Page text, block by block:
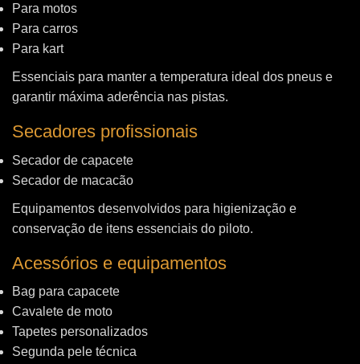
Para motos
Para carros
Para kart
Essenciais para manter a temperatura ideal dos pneus e
garantir máxima aderência nas pistas.
Secadores profissionais
Secador de capacete
Secador de macacão
Equipamentos desenvolvidos para higienização e
conservação de itens essenciais do piloto.
Acessórios e equipamentos
Bag para capacete
Cavalete de moto
Tapetes personalizados
Segunda pele técnica